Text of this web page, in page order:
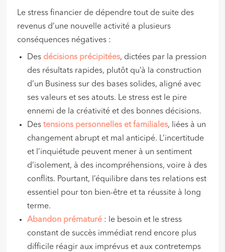
Le stress financier de dépendre tout de suite des
revenus d’une nouvelle activité a plusieurs
conséquences négatives :
Des décisions précipitées, dictées par la pression
des résultats rapides, plutôt qu’à la construction
d’un Business sur des bases solides, aligné avec
ses valeurs et ses atouts. Le stress est le pire
ennemi de la créativité et des bonnes décisions.
Destensions personnelles et familiales, liées à un
changement abrupt et mal anticipé. L’incertitude
et l’inquiétude peuvent mener à un sentiment
d’isolement, à des incompréhensions, voire à des
conflits. Pourtant, l’équilibre dans tes relations est
essentiel pour ton bien-être et ta réussite à long
terme.
Abandon prématuré : le besoin et le stress
constant de succès immédiat rend encore plus
difficile réagir aux imprévus et aux contretemps